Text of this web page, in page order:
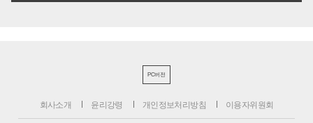
PC버전
회사소개 윤리강령 개인정보처리방침 이용자위원회